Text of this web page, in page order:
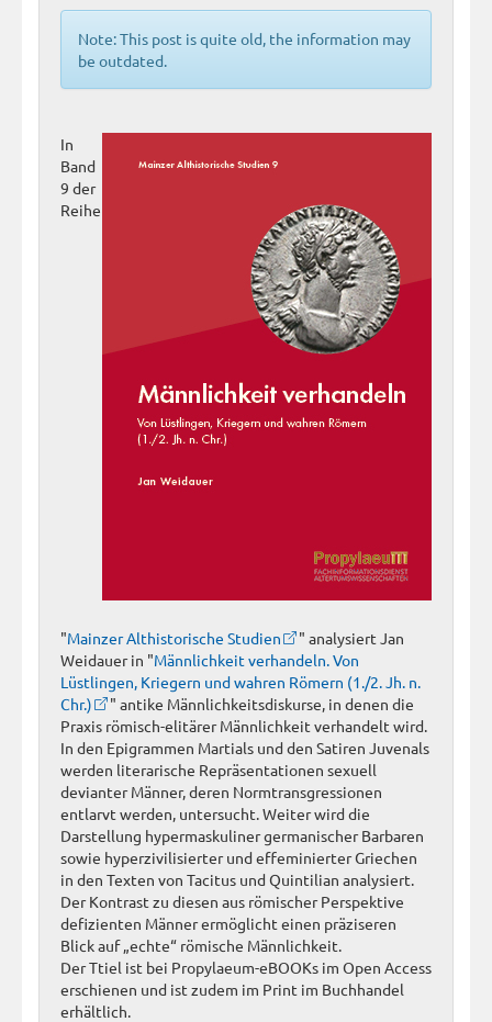
Note: This post is quite old, the information may
be outdated.
In
Band
9 der
Reihe
"Mainzer Althistorische Studien
" analysiert Jan
Weidauer in "Männlichkeit verhandeln. Von
Lüstlingen, Kriegern und wahren Römern (1./2. Jh. n.
Chr.)
" antike Männlichkeitsdiskurse, in denen die
Praxis römisch-elitärer Männlichkeit verhandelt wird.
In den Epigrammen Martials und den Satiren Juvenals
werden literarische Repräsentationen sexuell
devianter Männer, deren Normtransgressionen
entlarvt werden, untersucht. Weiter wird die
Darstellung hypermaskuliner germanischer Barbaren
sowie hyperzivilisierter und effeminierter Griechen
in den Texten von Tacitus und Quintilian analysiert.
Der Kontrast zu diesen aus römischer Perspektive
defizienten Männer ermöglicht einen präziseren
Blick auf „echte“ römische Männlichkeit.
Der Ttiel ist bei Propylaeum-eBOOKs im Open Access
erschienen und ist zudem im Print im Buchhandel
erhältlich.